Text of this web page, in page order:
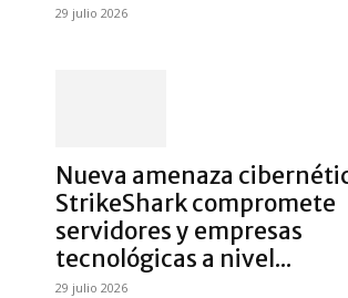
29 julio 2026
Nueva amenaza
StrikeShark compromete
servidores y empresas
tecnológicas a nivel...
29 julio 2026